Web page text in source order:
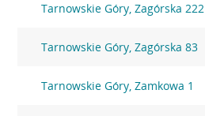
Tarnowskie Góry, Zagórska 222
Tarnowskie Góry, Zagórska 83
Tarnowskie Góry, Zamkowa 1